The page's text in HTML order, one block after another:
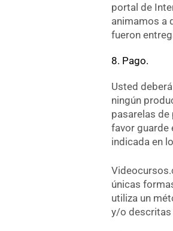
portal de
animamos a
fueron
8. Pago.
Usted
ningún
pasarelas de
favor guarde
indicada en
únicas
utiliza un
y/o descritas